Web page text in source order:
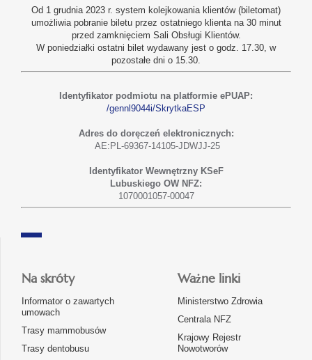
Od 1 grudnia 2023 r. system kolejkowania klientów (biletomat)
umożliwia pobranie biletu przez ostatniego klienta na 30 minut
przed zamknięciem Sali Obsługi Klientów.
W poniedziałki ostatni bilet wydawany jest o godz. 17.30, w
pozostałe dni o 15.30.
Identyfikator podmiotu na platformie ePUAP:
/gennl9044i/SkrytkaESP
Adres do doręczeń elektronicznych:
AE:PL-69367-14105-JDWJJ-25
Identyfikator Wewnętrzny KSeF
Lubuskiego OW NFZ:
1070001057-00047
Na skróty
Informator o zawartych
umowach
Trasy mammobusów
Trasy dentobusu
Ważne linki
Ministerstwo Zdrowia
Centrala NFZ
Krajowy Rejestr
Nowotworów